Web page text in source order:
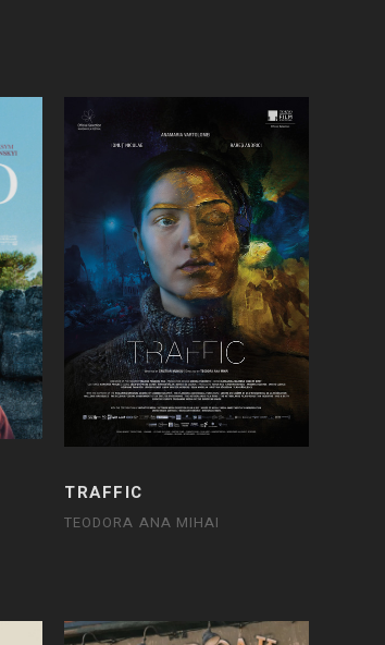
TRAFFIC
TEODORA ANA MIHAI